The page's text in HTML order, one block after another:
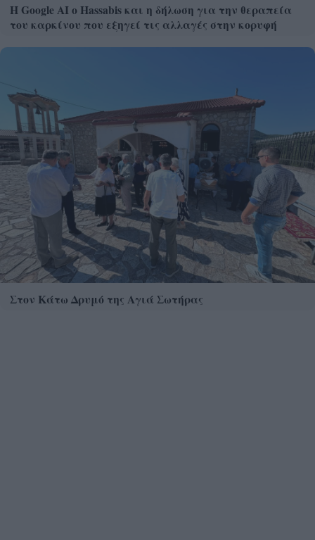
Η Google ΑΙ ο Hassabis και η δήλωση για την θεραπεία
του καρκίνου που εξηγεί τις αλλαγές στην κορυφή
Στον Κάτω Δρυμό της Αγιά Σωτήρας